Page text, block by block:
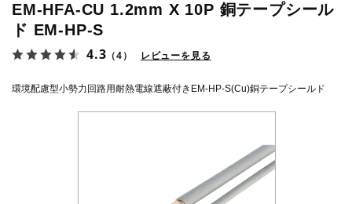
EM-HFA-CU 1.2mm X 10P 銅テープシール
ド EM-HP-S
4.3 （4） レビューを見る
環境配慮型小勢力回路用耐熱電線遮蔽付きEM-HP-S(Cu)銅テープシールド